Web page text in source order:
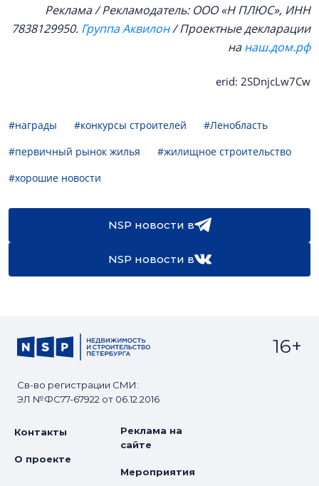
Реклама / Рекламодатель: ООО «Н ПЛЮС», ИНН
7838129950. Группа Аквилон/ Проектные декларации
нанаш.дом.рф
erid: 2SDnjcLw7Cw
#награды #конкурсы строителей
#Ленобласть
#первичный рынок жилья
#жилищное строительство
#хорошие новости
NSP новости в
NSP новости в
Св-во регистрации СМИ:
ЭЛ №ФС77-67922 от 06.12.2016
16+
Контакты
О проекте
Реклама на
сайте
Мероприятия